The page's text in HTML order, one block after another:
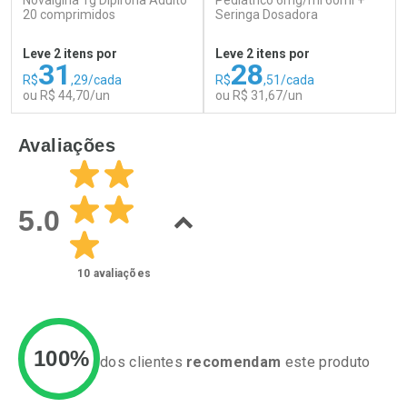
Por R$ 39,99/cada
Comprar sem Desconto
Por R$ 49,89/cada
Comprar sem Desconto
20 comprimidos
Leve 2 itens por
R$31 ,29/cada
ou R$ 44,70/un
Laboratório
Por Menos
Seringa Dosadora
Leve 2 itens por
R$28,51/cada
ou R$ 31,67/un
Avaliações
5.0
10 avaliações
100% dos clientes recomendam este produto